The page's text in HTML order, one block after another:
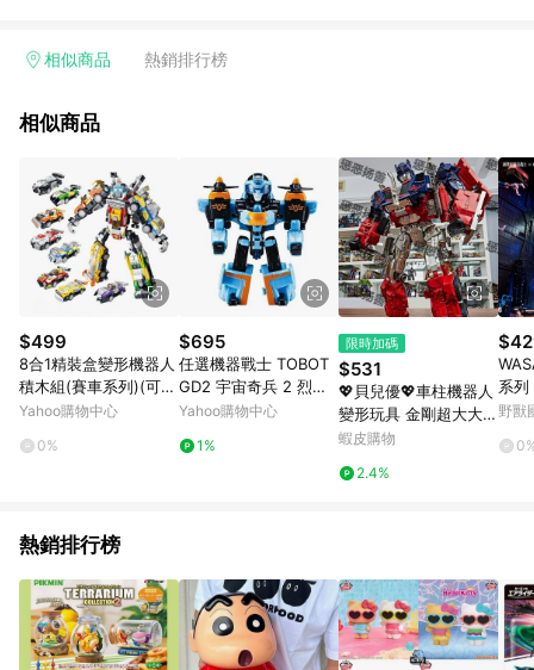
單，皆不在點數回饋範圍內。 3. 如購買以下類別商品，將無法獲
球嚴選、商城、專案商品、「草莓網」全館商品。 4. 如取消訂
回饋。 5. 點數回饋會扣除所有折扣優惠後之最終發票金額計算，
實際回饋請依LINE購物通知為主。 6. 訂單如有使用東森購物
ETMall站內之折扣優惠(包含但不限於東森幣、樂透金、東森現金
券等)，不具點數回饋資格。詳細請依東森購物ETMall之結帳頁面
顯示為準。 7. LINE購物設有「單一商品最高回饋點數」機制(特
殊活動時開放「回饋無上限」)，以同一訂單中同一商品不論件數
計算，並依訂單成立時間當下LINE購物所設定的回饋機制為準。
8. LINE購物為購物資訊整合性平台，商品資料更新會有時間差，
如顯示之商品規格、顏色、價位、贈品與東森購物ETMall銷售網
頁不符，以銷售網頁標示為準。 9. 若有贈點爭議，請務必於訂單
日期+180天以內至LINE購物客服洽詢；若超過180天(含)以上進
行申訴，恕無法贈點回饋。 10. 部分點數紅包僅限指定商品使
用，或不適用於無回饋商品。各點數紅包之適用商品與使用條件
相似商品 熱銷排行榜
相似商品
$499
8合1精裝盒變形機器人
積木組(賽車系列)(可拆
8款或大組合1)(786PC
購】
Yahoo購物中心
0%
$695
任選機器戰士 TOBOT
GD2 宇宙奇兵 2 烈風
韋德_YT01118 公司貨
Yahoo購物中心
1%
限時加碼
$531
💖貝兒優💖車柱機器人
變形玩具 金剛超大大黃
蜂 擎天汽 手辦模型 汽
模型手辦禮物
蝦皮購物
2.4%
系列
單
野獸
熱銷排行榜